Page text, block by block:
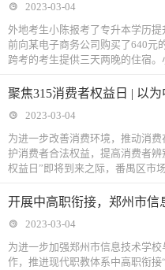
2023-03-04
外地考生小陈报考了专升本学历
前向某电子商务公司购买了640元
跨考的考生提供三天两晚的住宿。
聚焦315消费者权益日 | 以
2023-03-04
为进一步改善消费环境，推动消
护消费者合法权益，提高消费者辨
权益日”即将到来之际，番禺区市
开展中高职衔接，郑州市信
2023-03-04
为进一步加强郑州市信息技术学
作，推进现代职教体系中高职衔